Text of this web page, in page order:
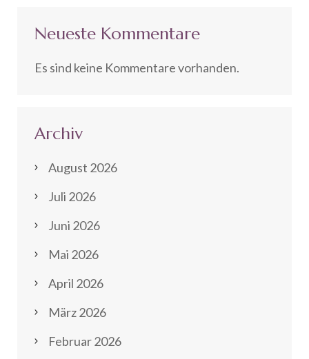
Neueste Kommentare
Es sind keine Kommentare vorhanden.
Archiv
August 2026
Juli 2026
Juni 2026
Mai 2026
April 2026
März 2026
Februar 2026